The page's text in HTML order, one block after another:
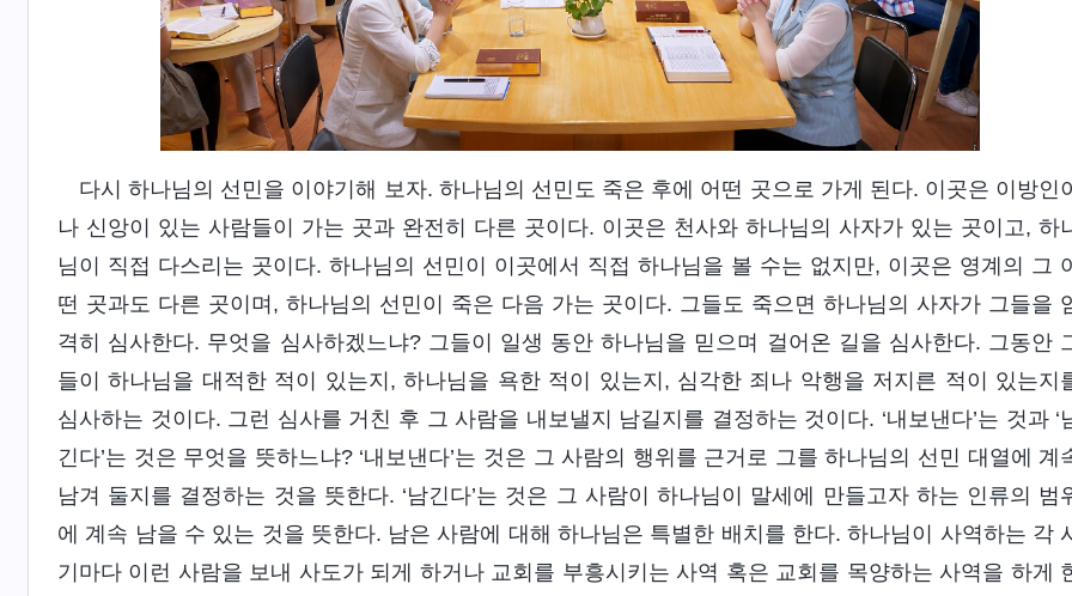
다시 하나님의 선민을 이야기해 보자. 하나님의 선민도 죽은 후에 어떤 곳으로 가게 된다. 이곳은 이방인
나 신앙이 있는 사람들이 가는 곳과 완전히 다른 곳이다. 이곳은 천사와 하나님의 사자가 있는 곳이고, 하
님이 직접 다스리는 곳이다. 하나님의 선민이 이곳에서 직접 하나님을 볼 수는 없지만, 이곳은 영계의 그
떤 곳과도 다른 곳이며, 하나님의 선민이 죽은 다음 가는 곳이다. 그들도 죽으면 하나님의 사자가 그들을
격히 심사한다. 무엇을 심사하겠느냐? 그들이 일생 동안 하나님을 믿으며 걸어온 길을 심사한다. 그동안
들이 하나님을 대적한 적이 있는지, 하나님을 욕한 적이 있는지, 심각한 죄나 악행을 저지른 적이 있는지
심사하는 것이다. 그런 심사를 거친 후 그 사람을 내보낼지 남길지를 결정하는 것이다. ‘내보낸다’는 것과 ‘
긴다’는 것은 무엇을 뜻하느냐? ‘내보낸다’는 것은 그 사람의 행위를 근거로 그를 하나님의 선민 대열에 계
남겨 둘지를 결정하는 것을 뜻한다. ‘남긴다’는 것은 그 사람이 하나님이 말세에 만들고자 하는 인류의 범
에 계속 남을 수 있는 것을 뜻한다. 남은 사람에 대해 하나님은 특별한 배치를 한다. 하나님이 사역하는 각
기마다 이런 사람을 보내 사도가 되게 하거나 교회를 부흥시키는 사역 혹은 교회를 목양하는 사역을 하게